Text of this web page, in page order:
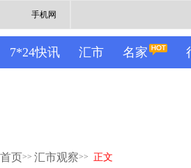
手机网
7*24快讯 汇市 名家
首页>> 汇市观察>> 正文